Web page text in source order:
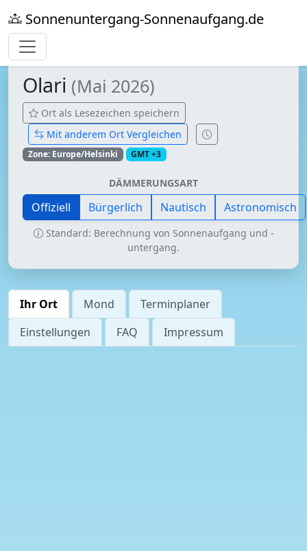
Sonnenuntergang-Sonnenaufgang.de
Olari (Mai 2026)
Ort als Lesezeichen speichern
Mit anderem Ort Vergleichen
Zone: Europe/Helsinki GMT +3
DÄMMERUNGSART
Offiziell Bürgerlich Nautisch Astronomisch
Standard: Berechnung von Sonnenaufgang und -
untergang.
Ihr Ort Mond
Terminplaner
Einstellungen
FAQ Impressum